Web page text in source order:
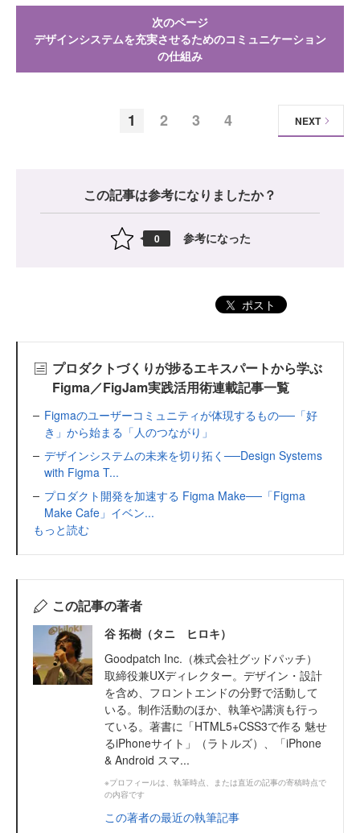
次のページ
デザインシステムを充実させるためのコミュニケーション
の仕組み
1 2 3 4 NEXT
この記事は参考になりましたか？
0 参考になった
ポスト
プロダクトづくりが捗るエキスパートから学ぶ
Figma／FigJam実践活用術連載記事一覧
Figmaのユーザーコミュニティが体現するもの──「好
き」から始まる「人のつながり」
デザインシステムの未来を切り拓く──Design Systems
with Figma T...
プロダクト開発を加速する Figma Make──「Figma
Make Cafe」イベン...
もっと読む
この記事の著者
谷 拓樹（タニ ヒロキ）
Goodpatch Inc.（株式会社グッドパッチ）
取締役兼UXディレクター。デザイン・設計
を含め、フロントエンドの分野で活動して
いる。制作活動のほか、執筆や講演も行っ
ている。著書に「HTML5+CSS3で作る 魅せ
るiPhoneサイト」（ラトルズ）、「iPhone
& Android スマ...
※プロフィールは、執筆時点、または直近の記事の寄稿時点で
の内容です
この著者の最近の執筆記事